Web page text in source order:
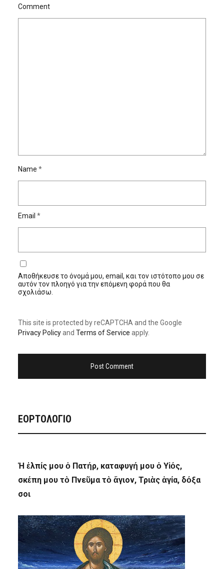
Comment
Name *
Email *
Αποθήκευσε το όνομά μου, email, και τον ιστότοπο μου σε
αυτόν τον πλοηγό για την επόμενη φορά που θα
σχολιάσω.
This site is protected by reCAPTCHA and the Google
Privacy Policyand Terms of Service apply.
ΕΟΡΤΟΛΟΓΙΟ
Ἡ ἐλπίς μου ὁ Πατήρ, καταφυγή μου ὁ Υἱός,
σκέπη μου τὸ Πνεῦμα τὸ ἅγιον, Τριὰς ἁγία, δόξα
σοι